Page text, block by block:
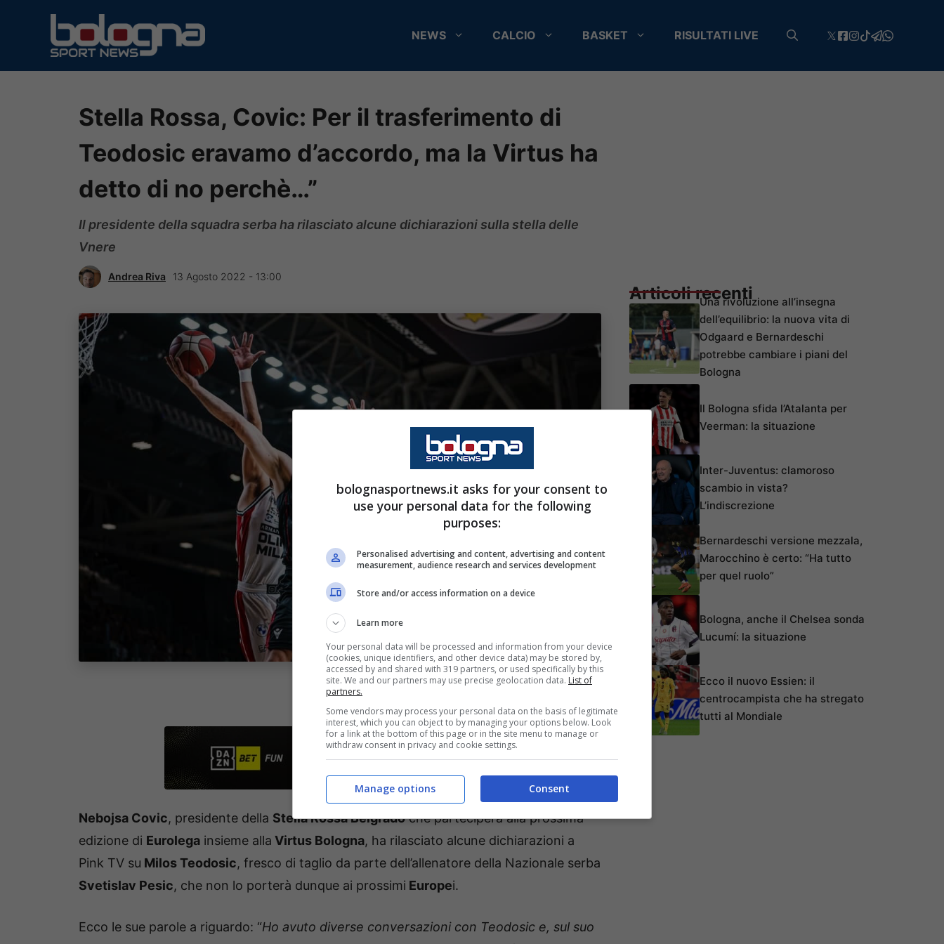
contenuto
NEWS CALCIO BASKET RISULTATI LIVE
Stella Rossa, Covic: Per il trasferimento di
Teodosic eravamo d’accordo, ma la Virtus ha
detto di no perchè…”
Il presidente della squadra serba ha rilasciato alcune dichiarazioni sulla stella delle
Vnere
Andrea Riva 13 Agosto 2022 - 13:00
Nebojsa Covic, presidente della Stella Rossa Belgradoche parteciperà alla prossima
edizione di Eurolega insieme alla Virtus Bologna, ha rilasciato alcune dichiarazioni a
Pink TV su Milos Teodosic, fresco di taglio da parte dell’allenatore della Nazionale serba
Svetislav Pesic, che non lo porterà dunque ai prossimi Europei.
Ecco le sue parole a riguardo: “Ho avuto diverse conversazioni con Teodosic e, sul suo
Articoli recentiUna rivoluzione all’insegna
dell’equilibrio: la nuova vita di
Odgaard e Bernardeschi
potrebbe cambiare i piani del
Bologna
Il Bologna sfida l’Atalanta per
Veerman: la situazione
Inter-Juventus: clamoroso
scambio in vista?
L’indiscrezione
Bernardeschi versione mezzala,
Marocchino è certo: “Ha tutto
per quel ruolo”
Bologna, anche il Chelsea sonda
Lucumí: la situazione
Ecco il nuovo Essien: il
centrocampista che ha stregato
tutti al Mondiale
bolognasportnews.it asks for your consent to
use your personal data for the following
purposes:
Personalised advertising and content, advertising and content
measurement, audience research and services development
Store and/or access information on a device
Learn more
Your personal data will be processed and information from your device
(cookies, unique identifiers, and other device data) may be stored by,
accessed by and shared with 319 partners, or used specifically by this
site. We and our partners may use precise geolocation data. List of
partners.
Some vendors may process your personal data on the basis of legitimate
interest, which you can object to by managing your options below. Look
for a link at the bottom of this page or in the site menu to manage or
withdraw consent in privacy and cookie settings.
Consent
Manage options